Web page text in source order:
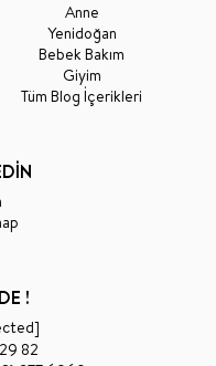
Anne
Yenidoğan
Bebek Bakım
Giyim
Tüm Blog İçerikleri
!
82